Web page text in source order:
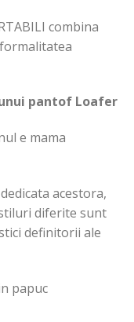
combina
pantof Loafer
e mama
acestora,
diferite sunt
definitorii ale
papuc